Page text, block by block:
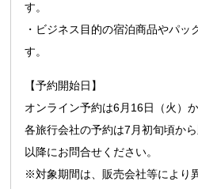
す。
・ビジネス目的の宿泊商品やパッ
す。
【予約開始日】
オンライン予約は6月16日（火）
各旅行会社の予約は7月初旬頃か
以降にお問合せください。
※対象期間は、販売会社等により